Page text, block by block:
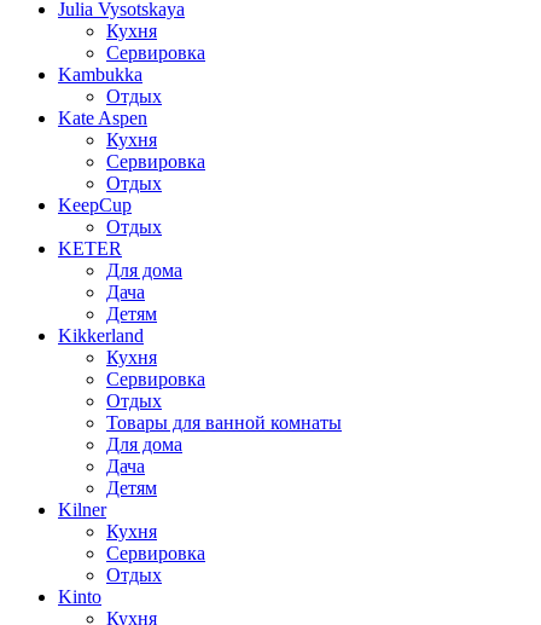
Julia Vysotskaya
Кухня
Сервировка
Kambukka
Отдых
Kate Aspen
Кухня
Сервировка
Отдых
KeepCup
Отдых
KETER
Для дома
Дача
Детям
Kikkerland
Кухня
Сервировка
Отдых
Товары для ванной комнаты
Для дома
Дача
Детям
Kilner
Кухня
Сервировка
Отдых
Kinto
Кухня